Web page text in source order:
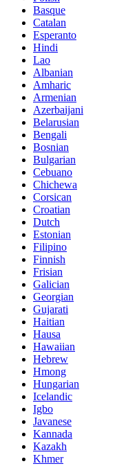
Basque
Catalan
Esperanto
Hindi
Lao
Albanian
Amharic
Armenian
Azerbaijani
Belarusian
Bengali
Bosnian
Bulgarian
Cebuano
Chichewa
Corsican
Croatian
Dutch
Estonian
Filipino
Finnish
Frisian
Galician
Georgian
Gujarati
Haitian
Hausa
Hawaiian
Hebrew
Hmong
Hungarian
Icelandic
Igbo
Javanese
Kannada
Kazakh
Khmer